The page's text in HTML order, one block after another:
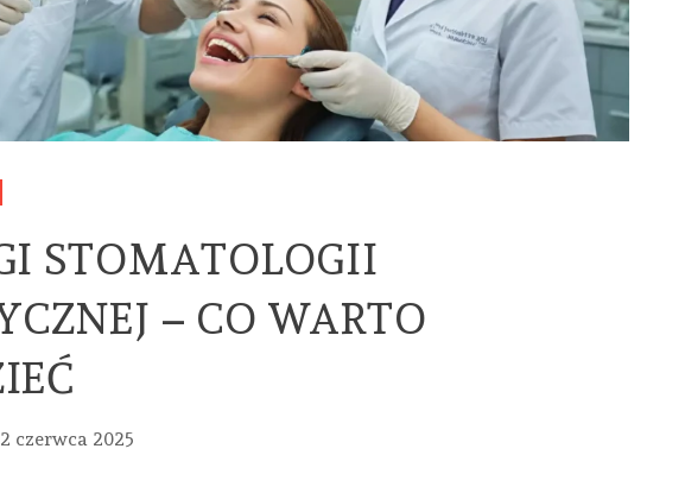
STOMATOLOGII
– CO WARTO
czerwca 2025